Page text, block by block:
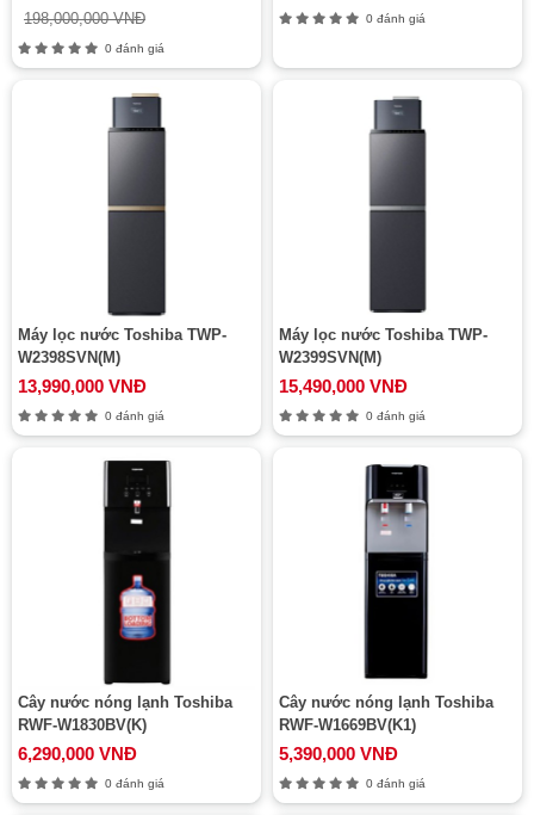
198,000,000 VNĐ
0 đánh giá
0 đánh giá
Máy lọc nước Toshiba TWP-
W2398SVN(M)
13,990,000 VNĐ
0 đánh giá
Máy lọc nước Toshiba TWP-
W2399SVN(M)
15,490,000 VNĐ
0 đánh giá
Cây nước nóng lạnh Toshiba
RWF-W1830BV(K)
6,290,000 VNĐ
0 đánh giá
Cây nước nóng lạnh Toshiba
RWF-W1669BV(K1)
5,390,000 VNĐ
0 đánh giá